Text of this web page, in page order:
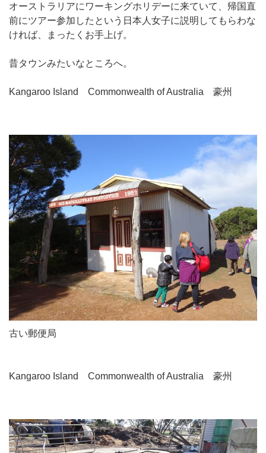
オーストラリアにワーキングホリデーに来ていて、帰国直
前にツアー参加したという日本人女子に説明してもらわな
ければ、まったくお手上げ。
昔タウンみたいなところへ。
Kangaroo Island Commonwealth of Australia 豪州
古い郵便局
Kangaroo Island Commonwealth of Australia 豪州